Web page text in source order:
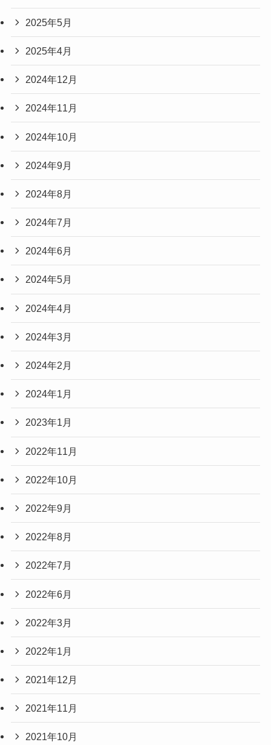
2025年5月
2025年4月
2024年12月
2024年11月
2024年10月
2024年9月
2024年8月
2024年7月
2024年6月
2024年5月
2024年4月
2024年3月
2024年2月
2024年1月
2023年1月
2022年11月
2022年10月
2022年9月
2022年8月
2022年7月
2022年6月
2022年3月
2022年1月
2021年12月
2021年11月
2021年10月